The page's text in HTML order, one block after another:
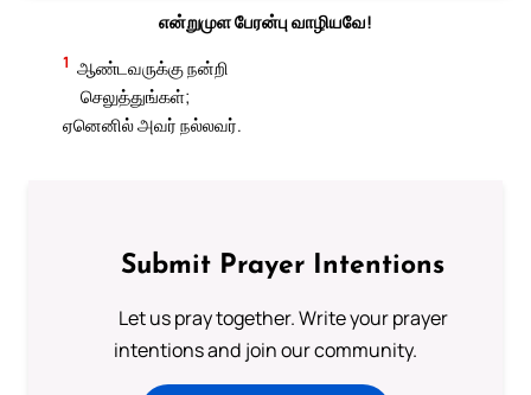
என்றுமுள பேரன்பு வாழியவே!
1 ஆண்டவருக்கு நன்றி
செலுத்துங்கள்;
ஏனெனில் அவர் நல்லவர்.
Submit Prayer Intentions
Let us pray together. Write your prayer
intentions and join our community.